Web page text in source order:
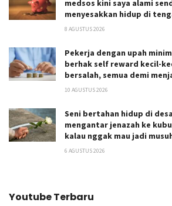
medsos kini saya alami
menyesakkan hidup di
8 AGUSTUS 2026
Pekerja dengan upah
berhak self reward kecil-
bersalah, semua demi
10 AGUSTUS 2026
Seni bertahan hidup di
mengantar jenazah ke
kalau nggak mau jadi
6 AGUSTUS 2026
Youtube Terbaru